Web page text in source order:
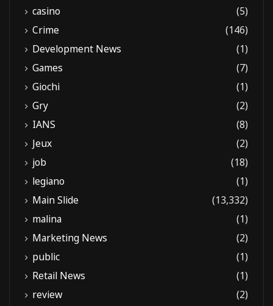
casino
(5)
Crime
(146)
Development News
(1)
Games
(7)
Giochi
(1)
Gry
(2)
IANS
(8)
Jeux
(2)
job
(18)
legiano
(1)
Main Slide
(13,332)
malina
(1)
Marketing News
(2)
public
(1)
Retail News
(1)
review
(2)